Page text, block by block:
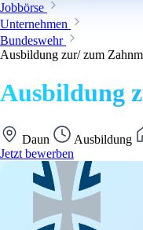
Jobbörse
Unternehmen
Bundeswehr
Ausbildung zur/ zum
Ausbildung
Daun Ausbildung
Jetzt bewerben